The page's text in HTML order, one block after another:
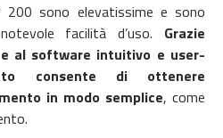
200 sono elevatissime e sono
facilità d’uso. Grazie
e al software intuitivo e user-
consente di ottenere
in modo semplice, come